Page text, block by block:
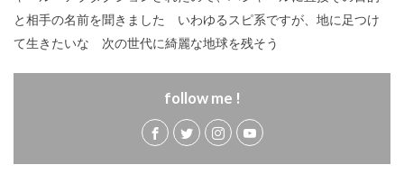
と相手の名前を聞きました いわゆるスピ系ですが、地に足つけ
て生きたいな 次の世代に綺麗な地球を残そう
follow me !